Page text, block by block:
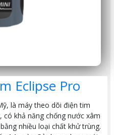
Eclipse Pro
là máy theo dõi điện tim
khả năng chống nước xâm
nhiều loại chất khử trùng.